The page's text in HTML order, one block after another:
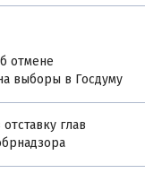
отмене
выборы в Госдуму
глав